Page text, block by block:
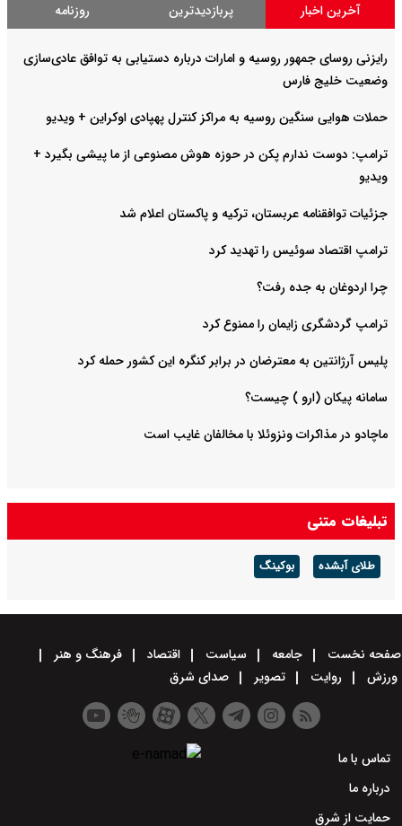
آخرین اخبار پربازدیدترین روزنامه
رایزنی روسای جمهور روسیه و امارات درباره دستیابی به توافق عادی‌سازی
وضعیت خلیج‌ فارس
حملات هوایی سنگین روسیه به مراکز کنترل پهپادی اوکراین + ویدیو
ترامپ: دوست ندارم پکن در حوزه هوش مصنوعی از ما پیشی بگیرد +
ویدیو
جزئیات توافقنامه عربستان، ترکیه و پاکستان اعلام شد
ترامپ اقتصاد سوئیس را تهدید کرد
چرا اردوغان به جده رفت؟
ترامپ گردشگری زایمان را ممنوع کرد
پلیس آرژانتین به معترضان در برابر کنگره این کشور حمله کرد
سامانه پیکان (ارو ) چیست؟
ماچادو در مذاکرات ونزوئلا با مخالفان غایب است
تبلیغات متنی
طلای آبشده بوکینگ
صفحه نخست جامعه سیاست اقتصاد
فرهنگ و هنر
ورزش
روایت تصویر صدای شرق
تماس با ما
درباره ما
حمایت از شرق